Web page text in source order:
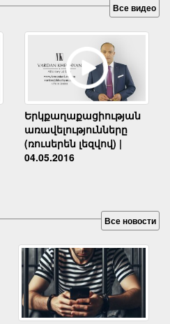
Все видео
Երկքաղաքացիության
առավելությունները
(ռուսերեն լեզվով) |
04.05.2016
Все новости